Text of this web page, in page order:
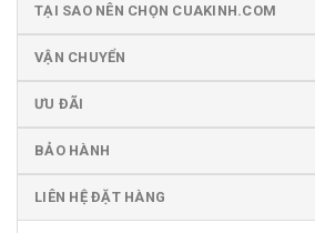
TẠI SAO NÊN CHỌN CUAKINH.COM
VẬN CHUYỂN
ƯU ĐÃI
BẢO HÀNH
LIÊN HỆ ĐẶT HÀNG